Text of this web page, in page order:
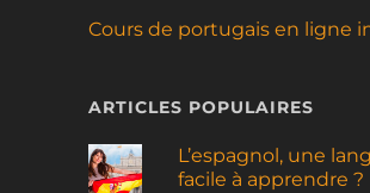
Cours de portugais en ligne
ARTICLES POPULAIRES
L’espagnol, une
facile à apprendre ?